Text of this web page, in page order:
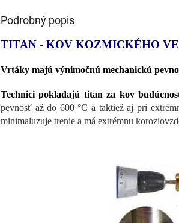
Podrobný popis
TITAN - KOV KOZMICKÉHO
Vrtáky majú výnimočnú mechanickú
Technici pokladajú titanza kov
pevnosť až do 600 °C a taktiež aj pri
minimaluzuje trenie a má extrémnu